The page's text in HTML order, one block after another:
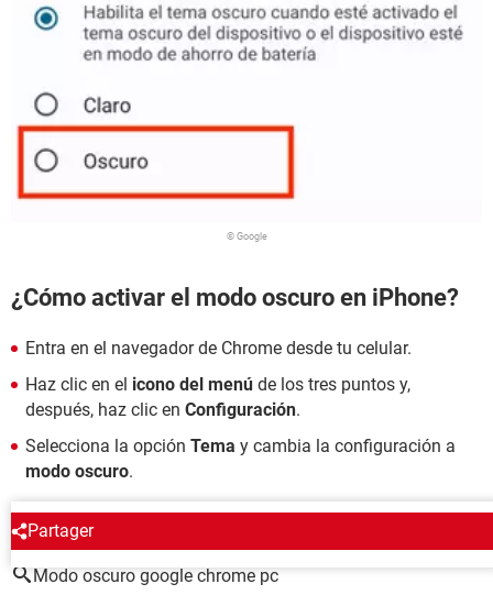
© Google
¿Cómo activar el modo oscuro en iPhone?
Entra en el navegador de Chrome desde tu celular.
Haz clic en el icono del menú de los tres puntos y,
después, haz clic en Configuración.
Selecciona la opción Tema y cambia la configuración a
modo oscuro.
Partager
ALREDEDOR DEL MISMO TEMA
Modo oscuro google chrome pc